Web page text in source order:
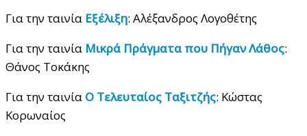
Για την ταινία Εξέλιξη: Αλέξανδρος Λογοθέτης
Για την ταινία Μικρά Πράγματα που Πήγαν Λάθος:
Θάνος Τοκάκης
Για την ταινία Ο Τελευταίος Ταξιτζής: Κώστας
Κορωναίος